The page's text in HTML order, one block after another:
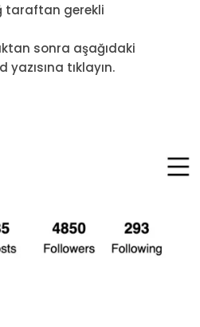
taraftan gerekli
sonra aşağıdaki
tıklayın.